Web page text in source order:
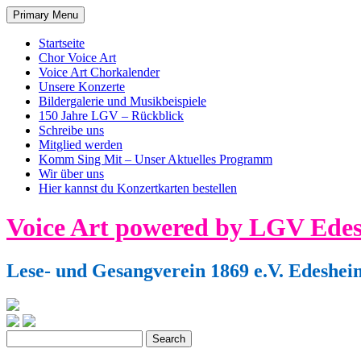
Primary Menu
Startseite
Chor Voice Art
Voice Art Chorkalender
Unsere Konzerte
Bildergalerie und Musikbeispiele
150 Jahre LGV – Rückblick
Schreibe uns
Mitglied werden
Komm Sing Mit – Unser Aktuelles Programm
Wir über uns
Hier kannst du Konzertkarten bestellen
Skip
to
Voice Art powered by LGV
Lese- und Gesangverein 1869 e.V.
Search